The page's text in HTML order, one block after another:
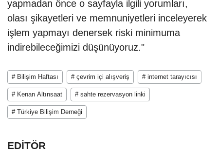
yapmadan önce o sayfayla ilgili yorumları,
olası şikayetleri ve memnuniyetleri inceleyerek
işlem yapmayı denersek riski minimuma
indirebileceğimizi düşünüyoruz."
# Bilişim Haftası # çevrim içi alışveriş # internet tarayıcısı
# Kenan Altınsaat # sahte rezervasyon linki
# Türkiye Bilişim Derneği
EDİTÖR